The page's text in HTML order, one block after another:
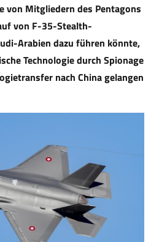
von Mitgliedern des Pentagons
von F-35-Stealth-
Arabien dazu führen könnte,
Technologie durch Spionage
nach China gelangen